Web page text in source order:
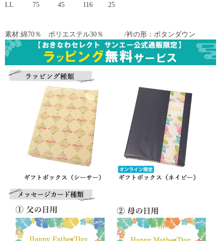
LL
75 45 116 25
素材:綿70％ ポリエステル30％ /衿の形：ボタンダウン